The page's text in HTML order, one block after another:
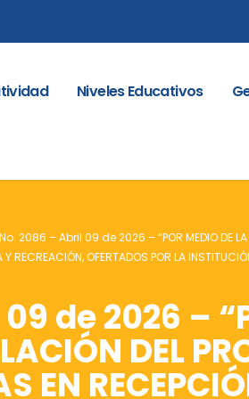
Niveles Educativos
2086 – Abril 09 de 2026 – “POR MEDIO DE LA
OFERTADOS POR LA
de 2026 –
DEL
EN